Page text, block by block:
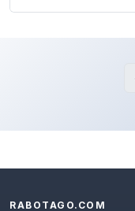
RABOTAGO.COM